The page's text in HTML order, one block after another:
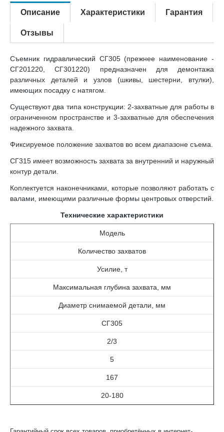
Описание Характеристики Гарантия
Отзывы
Съемник гидравлический СГ305 (прежнее наименование -
СГ201220, СГ301220) предназначен для демонтажа
различных деталей и узлов (шкивы, шестерни, втулки),
имеющих посадку с натягом.
Существуют два типа конструкции: 2-захватные для работы в
ограниченном пространстве и 3-захватные для обеспечения
надежного захвата.
Фиксируемое положение захватов во всем диапазоне съема.
СГ315 имеет возможность захвата за внутренний и наружный
контур детали.
Коплектуется наконечниками, которые позволяют работать с
валами, имеющими различные формы центровых отверстий.
Технические характеристики
Модель
Количество захватов
Усилие, т
Максимальная глубина захвата, мм
Диаметр снимаемой детали, мм
СГ305
2/3
5
167
20-180